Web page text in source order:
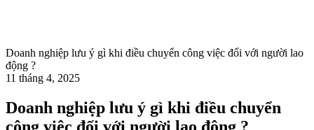
Doanh nghiệp lưu ý gì khi điều chuyển công việc đối với người lao
động ?
11 tháng 4, 2025
Doanh nghiệp lưu ý gì khi điều chuyển